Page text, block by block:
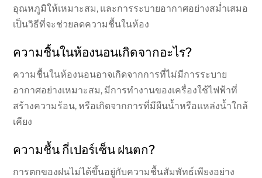
อุณหภูมิให้เหมาะสม, และการระบายอากาศอย่างสม่ำเสมอ
เป็นวิธีที่จะช่วยลดความชื้นในห้อง
ความชื้นในห้องนอนเกิดจากอะไร?
ความชื้นในห้องนอนอาจเกิดจากการที่ไม่มีการระบาย
อากาศอย่างเหมาะสม, มีการทำงานของเครื่องใช้ไฟฟ้าที่
สร้างความร้อน, หรือเกิดจากการที่มีผืนน้ำหรือแหล่งน้ำใกล้
เคียง
ความชื้น กี่เปอร์เซ็น ฝนตก?
การตกของฝนไม่ได้ขึ้นอยู่กับความชื้นสัมพัทธ์เพียงอย่าง